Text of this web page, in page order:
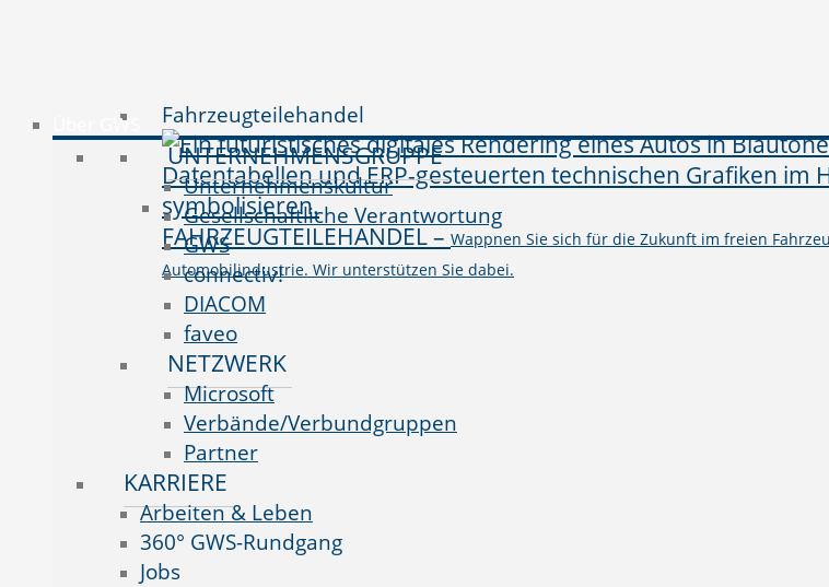
Fahrzeugteilehandel
FAHRZEUGTEILEHANDEL– Wappnen Sie sich für die Zukunft im freien
Automobilindustrie. Wir unterstützen Sie dabei.
Über GWS
UNTERNEHMENSGRUPPE
Unternehmenskultur
Gesellschaftliche Verantwortung
GWS
connectiv!
DIACOM
faveo
NETZWERK
Microsoft
Verbände/Verbundgruppen
Partner
KARRIERE
Arbeiten & Leben
360° GWS-Rundgang
Jobs